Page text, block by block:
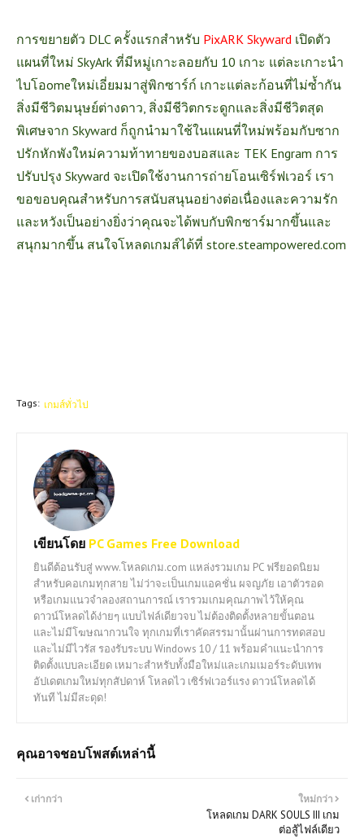
การขยายตัว DLC ครั้งแรกสำหรับ PixARK Skyward เปิดตัว
แผนที่ใหม่ SkyArk ที่มีหมู่เกาะลอยกับ 10 เกาะ แต่ละเกาะนำ
ไบโอomeใหม่เอี่ยมมาสู่พิกซาร์ก์ เกาะแต่ละก้อนที่ไม่ซ้ำกัน
สิ่งมีชีวิตมนุษย์ต่างดาว, สิ่งมีชีวิตกระดูกและสิ่งมีชีวิตสุด
พิเศษจาก Skyward ก็ถูกนำมาใช้ในแผนที่ใหม่พร้อมกับซาก
ปรักหักพังใหม่ความท้าทายของบอสและ TEK Engram การ
ปรับปรุง Skyward จะเปิดใช้งานการถ่ายโอนเซิร์ฟเวอร์ เรา
ขอขอบคุณสำหรับการสนับสนุนอย่างต่อเนื่องและความรัก
และหวังเป็นอย่างยิ่งว่าคุณจะได้พบกับพิกซาร์มากขึ้นและ
สนุกมากขึ้น สนใจโหลดเกมส์ได้ที่ store.steampowered.com
Tags: เกมส์ทั่วไป
เขียนโดย PC Games Free Download
ยินดีต้อนรับสู่ www.โหลดเกม.com แหล่งรวมเกม PC ฟรียอดนิยม
สำหรับคอเกมทุกสาย ไม่ว่าจะเป็นเกมแอคชั่น ผจญภัย เอาตัวรอด
หรือเกมแนวจำลองสถานการณ์ เรารวมเกมคุณภาพไว้ให้คุณ
ดาวน์โหลดได้ง่ายๆ แบบไฟล์เดียวจบ ไม่ต้องติดตั้งหลายขั้นตอน
และไม่มีโฆษณากวนใจ ทุกเกมที่เราคัดสรรมานั้นผ่านการทดสอบ
และไม่มีไวรัส รองรับระบบ Windows 10 / 11 พร้อมคำแนะนำการ
ติดตั้งแบบละเอียด เหมาะสำหรับทั้งมือใหม่และเกมเมอร์ระดับเทพ
อัปเดตเกมใหม่ทุกสัปดาห์ โหลดไว เซิร์ฟเวอร์แรง ดาวน์โหลดได้
ทันที ไม่มีสะดุด!
คุณอาจชอบโพสต์เหล่านี้
ใหม่กว่า
โหลดเกม DARK SOULS III เกม
ต่อสู้ไฟล์เดียว
เก่ากว่า